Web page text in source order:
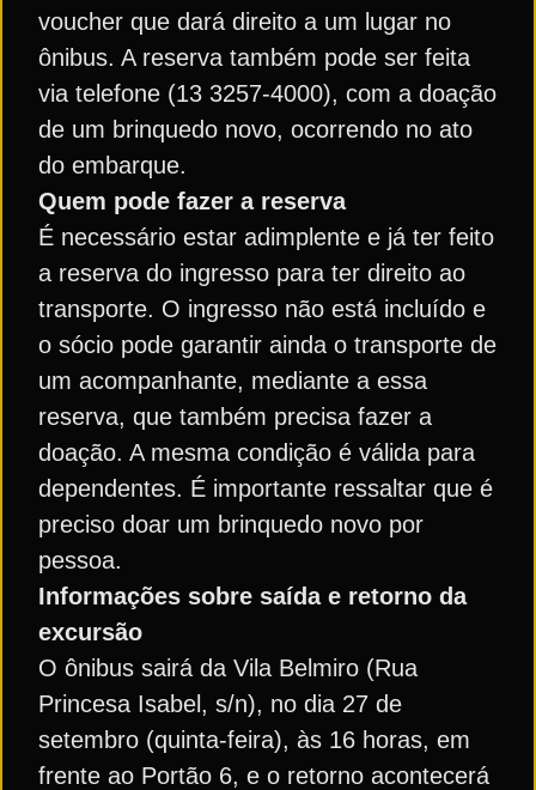
voucher que dará direito a um lugar no
ônibus. A reserva também pode ser feita
via telefone (13 3257-4000), com a doação
de um brinquedo novo, ocorrendo no ato
do embarque.
Quem pode fazer a reserva
É necessário estar adimplente e já ter feito
a reserva do ingresso para ter direito ao
transporte. O ingresso não está incluído e
o sócio pode garantir ainda o transporte de
um acompanhante, mediante a essa
reserva, que também precisa fazer a
doação. A mesma condição é válida para
dependentes. É importante ressaltar que é
preciso doar um brinquedo novo por
pessoa.
Informações sobre saída e retorno da
excursão
O ônibus sairá da Vila Belmiro (Rua
Princesa Isabel, s/n), no dia 27 de
setembro (quinta-feira), às 16 horas, em
frente ao Portão 6, e o retorno acontecerá